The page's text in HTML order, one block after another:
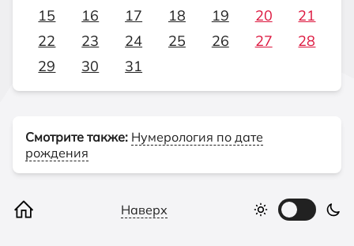
15
16 17 18 19 20
21
22
23 24 25 26 27
28
29
30 31
Смотрите также: Нумерология по дате
рождения
Наверх